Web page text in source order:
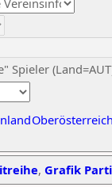
Spieler
Oberösterreich
, Grafik